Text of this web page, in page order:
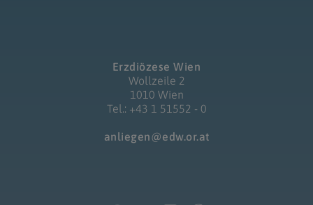
Erzdiözese Wien
Wollzeile 2
1010 Wien
Tel.: +43 1 51552 - 0
anliegen@edw.or.at